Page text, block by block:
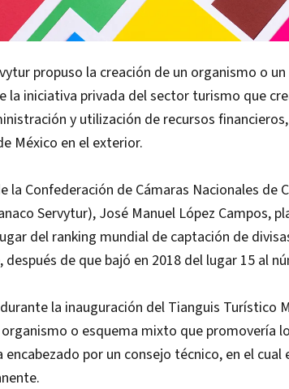
propuso la creación de un organismo o
la iniciativa privada del sector turismo que
y utilización de recursos
México en el exterior.
la Confederación de Cámaras Nacionales de
Servytur), José Manuel López Campos,
del ranking mundial de captación de
después de que bajó en 2018 del lugar 15 al
la inauguración del Tianguis Turístico
o esquema mixto que promovería
por un consejo técnico, en el cual